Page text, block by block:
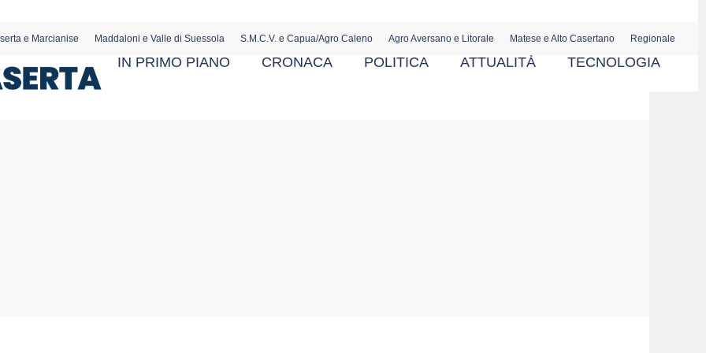
e Marcianise Maddaloni e Valle di Suessola S.M.C.V. e Capua/Agro Caleno Agro Aversano e Litorale Matese e Alto Casertano Regionale
IN PRIMO PIANO CRONACA POLITICA ATTUALITÀ TECNOLOGIA